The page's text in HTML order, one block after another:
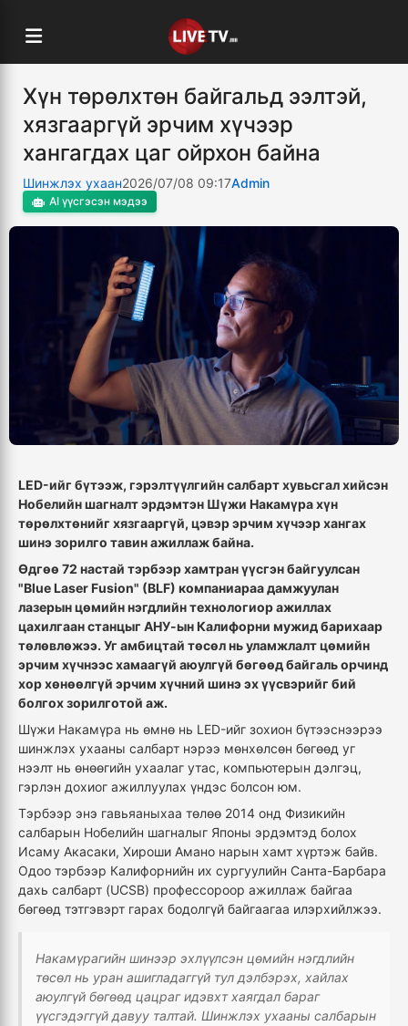
Хүн төрөлхтөн байгальд ээлтэй,
хязгааргүй эрчим хүчээр
хангагдах цаг ойрхон байна
Шинжлэх ухаан2026/07/08 09:17Admin
AI үүсгэсэн мэдээ
LED-ийг бүтээж, гэрэлтүүлгийн салбарт хувьсгал хийсэн
Нобелийн шагналт эрдэмтэн Шүжи Накамүра хүн
төрөлхтөнийг хязгааргүй, цэвэр эрчим хүчээр хангах
шинэ зорилго тавин ажиллаж байна.
Өдгөө 72 настай тэрбээр хамтран үүсгэн байгуулсан
"Blue Laser Fusion" (BLF) компаниараа дамжуулан
лазерын цөмийн нэгдлийн технологиор ажиллах
цахилгаан станцыг АНУ-ын Калифорни мужид барихаар
төлөвлөжээ. Уг амбицтай төсөл нь уламжлалт цөмийн
эрчим хүчнээс хамаагүй аюулгүй бөгөөд байгаль орчинд
хор хөнөөлгүй эрчим хүчний шинэ эх үүсвэрийг бий
болгох зорилготой аж.
Шүжи Накамүра нь өмнө нь LED-ийг зохион бүтээснээрээ
шинжлэх ухааны салбарт нэрээ мөнхөлсөн бөгөөд уг
нээлт нь өнөөгийн ухаалаг утас, компьютерын дэлгэц,
гэрлэн дохиог ажиллуулах үндэс болсон юм.
Тэрбээр энэ гавьяаныхаа төлөө 2014 онд Физикийн
салбарын Нобелийн шагналыг Японы эрдэмтэд болох
Исаму Акасаки, Хироши Амано нарын хамт хүртэж байв.
Одоо тэрбээр Калифорнийн их сургуулийн Санта-Барбара
дахь салбарт (UCSB) профессороор ажиллаж байгаа
бөгөөд тэтгэвэрт гарах бодолгүй байгаагаа илэрхийлжээ.
Накамүрагийн шинээр эхлүүлсэн цөмийн нэгдлийн
төсөл нь уран ашигладаггүй тул дэлбэрэх, хайлах
аюулгүй бөгөөд цацраг идэвхт хаягдал бараг
үүсгэдэггүй давуу талтай. Шинжлэх ухааны салбарын